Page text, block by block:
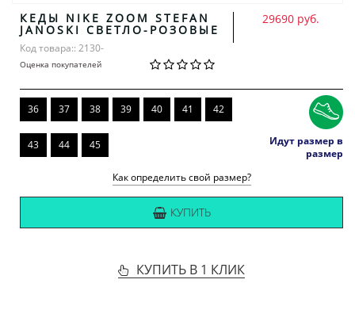
КЕДЫ NIKE ZOOM STEFAN
JANOSKI СВЕТЛО-РОЗОВЫЕ
Код товара:: 2130-
Оценка покупателей
29690 руб.
36 37 38 39 40 41 42
43 44 45
Идут размер в
размер
Как определить свой размер?
КУПИТЬ
КУПИТЬ В 1 КЛИК